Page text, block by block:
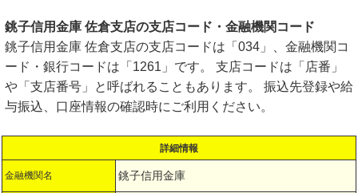
銚子信用金庫 佐倉支店の支店コード・金融機関コード
銚子信用金庫 佐倉支店の支店コードは「034」、金融機関コ
ード・銀行コードは「1261」です。 支店コードは「店番」
や「支店番号」と呼ばれることもあります。 振込先登録や給
与振込、口座情報の確認時にご利用ください。
詳細情報
金融機関名 銚子信用金庫